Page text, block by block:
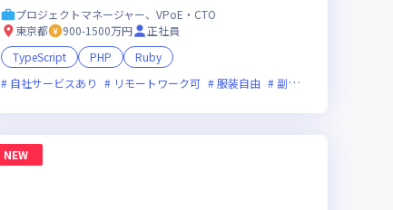
副業可 オンライン選考可 フレックス制度あり 新規立ち上げ
プロジェクトマネージャー、VPoE・CTO
東京都
900-1500万円
正社員
TypeScript
PHP
Ruby
自社サービスあり
リモートワーク可 服装自由 副業可
NEW